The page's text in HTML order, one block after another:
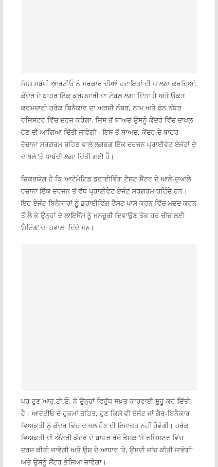
ਜਿਸ ਸਬੰਧੀ ਆਰਟੀਓ ਨੇ ਸਰਕਾਰਦੀਆਂ ਹਦਾਇਤਾਂ ਦੀ ਪਾਲਣਾ ਕਰਦਿਆਂ,
ਕੇਂਦਰ ਦੇ ਬਾਹਰ ਇੱਕ ਕਰਮਚਾਰੀ ਦਾ ਟੇਬਲ ਲਗਾ ਦਿੱਤਾ ਹੈ ਅਤੇ ਉਕਤ
ਕਰਮਚਾਰੀ ਹਰੇਕ ਬਿਨੈਕਾਰ ਦਾ ਅਰਜ਼ੀ ਨੰਬਰ, ਨਾਮ ਅਤੇ ਫ਼ੋਨ ਨੰਬਰ
ਰਜਿਸਟਰ ਵਿੱਚ ਦਰਜ ਕਰੇਗਾ, ਜਿਸ ਤੋਂ ਬਾਅਦ ਉਸਨੂੰ ਕੇਂਦਰ ਵਿੱਚ ਦਾਖਲ
ਹੋਣ ਦੀ ਆਗਿਆ ਦਿੱਤੀ ਜਾਵੇਗੀ। ਇਸ ਤੋਂ ਬਾਅਦ, ਕੇਂਦਰ ਦੇ ਬਾਹਰ
ਰੋਜ਼ਾਨਾ ਸਰਗਰਮ ਰਹਿਣ ਵਾਲੇ ਲਗਭਗ ਇੱਕ ਦਰਜਨ ਪ੍ਰਾਈਵੇਟ ਏਜੰਟਾਂ ਦੇ
ਦਾਖਲੇ ‘ਤੇ ਪਾਬੰਦੀ ਲਗਾ ਦਿੱਤੀ ਗਈ ਹੈ।
ਜ਼ਿਕਰਯੋਗ ਹੈ ਕਿ ਆਟੋਮੇਟਿਡ ਡਰਾਈਵਿੰਗ ਟੈਸਟ ਸੈਂਟਰ ਦੇ ਆਲੇ-ਦੁਆਲੇ
ਰੋਜ਼ਾਨਾ ਇੱਕ ਦਰਜਨ ਤੋਂ ਵੱਧ ਪ੍ਰਾਈਵੇਟ ਏਜੰਟ ਸਰਗਰਮ ਰਹਿੰਦੇ ਹਨ।
ਇਹ ਏਜੰਟ ਬਿਨੈਕਾਰਾਂ ਨੂੰ ਡਰਾਈਵਿੰਗ ਟੈਸਟ ਪਾਸ ਕਰਨ ਵਿੱਚ ਮਦਦ ਕਰਨ
ਤੋਂ ਲੈ ਕੇ ਉਨ੍ਹਾਂ ਦੇ ਲਾਇਸੈਂਸ ਨੂੰ ਮਨਜ਼ੂਰੀ ਦਿਵਾਉਣ ਤੱਕ ਹਰ ਚੀਜ਼ ਲਈ
‘ਸੈਟਿੰਗ’ ਦਾ ਹਵਾਲਾ ਦਿੰਦੇ ਸਨ।
ਪਰ ਹੁਣ ਆਰ.ਟੀ.ਓ. ਨੇ ਉਨ੍ਹਾਂ ਵਿਰੁੱਧ ਸਖ਼ਤ ਕਾਰਵਾਈ ਸ਼ੁਰੂ ਕਰ ਦਿੱਤੀ
ਹੈ। ਆਰਟੀਓ ਦੇ ਹੁਕਮਾਂ ਤਹਿਤ, ਹੁਣ ਕਿਸੇ ਵੀ ਏਜੰਟ ਜਾਂ ਗੈਰ-ਬਿਨੈਕਾਰ
ਵਿਅਕਤੀ ਨੂੰ ਕੇਂਦਰ ਵਿੱਚ ਦਾਖਲ ਹੋਣ ਦੀ ਇਜਾਜ਼ਤ ਨਹੀਂ ਹੋਵੇਗੀ। ਹਰੇਕ
ਵਿਅਕਤੀ ਦੀ ਐਂਟਰੀ ਕੇਂਦਰ ਦੇ ਬਾਹਰ ਰੱਖੇ ਡੈਸਕ ‘ਤੇ ਰਜਿਸਟਰ ਵਿੱਚ
ਦਰਜ ਕੀਤੀ ਜਾਵੇਗੀ ਅਤੇ ਉਸ ਦੇ ਆਧਾਰ ‘ਤੇ, ਉਸਦੀ ਜਾਂਚ ਕੀਤੀ ਜਾਵੇਗੀ
ਅਤੇ ਉਸਨੂੰ ਸੈਂਟਰ ਭੇਜਿਆ ਜਾਵੇਗਾ।